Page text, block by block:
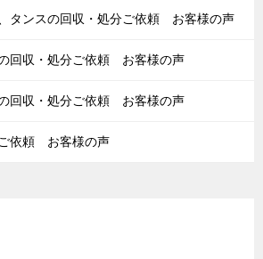
タンスの回収・処分ご依頼 お客様の声
の回収・処分ご依頼 お客様の声
の回収・処分ご依頼 お客様の声
依頼 お客様の声